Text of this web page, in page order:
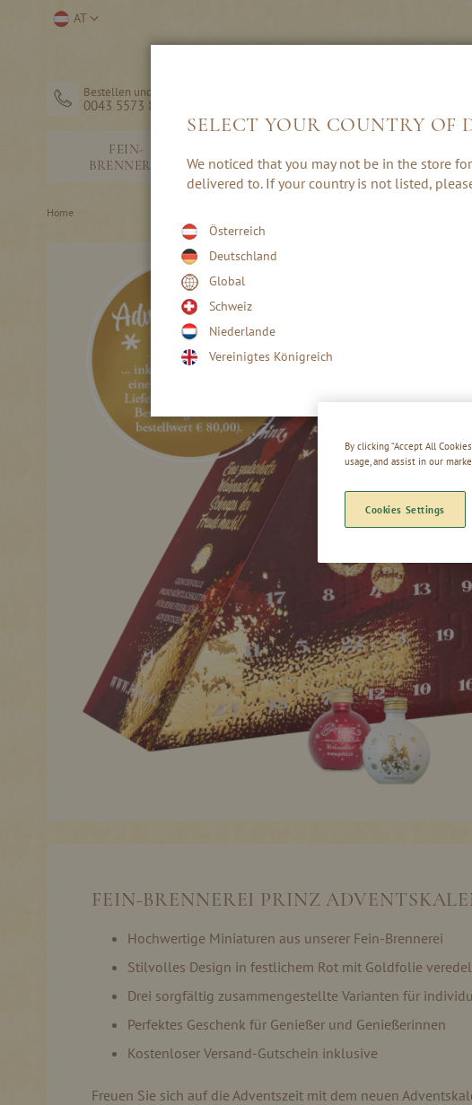
Direkt
Store AT
Bestellen und Hilfe
0043 5573 82203
FEIN-
BRENNEREI
EDELBRÄNDE
CREAMS
Home
FEIN-BRENNEREI PRINZ
Hochwertige Miniaturen aus unserer Fein-Brennerei
Stilvolles Design in festlichem Rot mit Goldfolie
Drei sorgfältig zusammengestellte Varianten für
Perfektes Geschenk für Genießer und Genießerinnen
Kostenloser Versand-Gutschein inklusive
Freuen Sie sich auf die Adventszeit mit dem neuen
By clicking “Accept All
usage, and assist in our
Cookies Settings
SELECT YOUR COUNTRY OF
We noticed that you may not be in the store
delivered to. If your country is not listed,
Österreich
Deutschland
Global
Schweiz
Niederlande
Vereinigtes Königreich